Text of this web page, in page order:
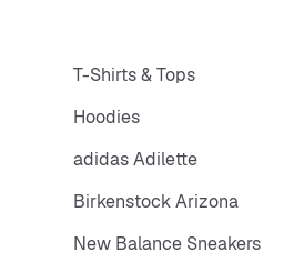
T-Shirts & Tops
Hoodies
adidas Adilette
Birkenstock Arizona
New Balance Sneakers